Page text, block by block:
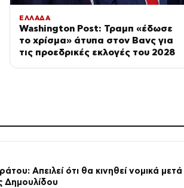
ΕΛΛΑΔΑ
Washington Post: Τραμπ «έδωσε
το χρίσμα» άτυπα στον Βανς για
τις προεδρικές εκλογές του 2028
Απειλεί ότι θα κινηθεί νομικά μετά
Δημουλίδου